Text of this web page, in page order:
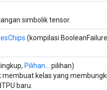
simbolik tensor.
(kompilasi
lingkup, Pilihan...
pilihan)
membuat kelas yang
baru.